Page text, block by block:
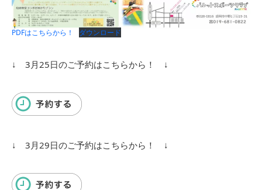
PDFはこちらから！ ダウンロード
↓ 3月25日のご予約はこちらから！ ↓
↓ 3月29日のご予約はこちらから！ ↓